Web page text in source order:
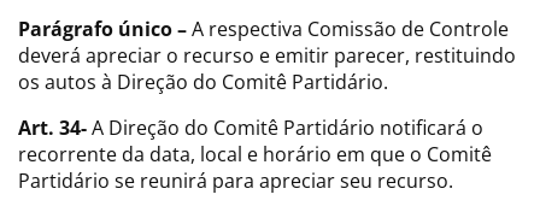
Parágrafo único –A respectiva Comissão de Controle
deverá apreciar o recurso e emitir parecer, restituindo
os autos à Direção do Comitê Partidário.
Art. 34-A Direção do Comitê Partidário notificará o
recorrente da data, local e horário em que o Comitê
Partidário se reunirá para apreciar seu recurso.